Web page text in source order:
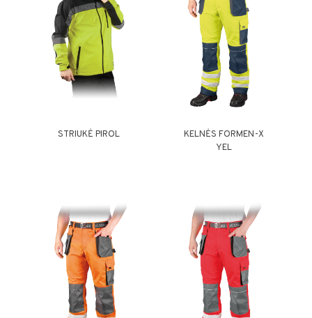
STRIUKĖ PIROL
KELNĖS FORMEN-X
YEL